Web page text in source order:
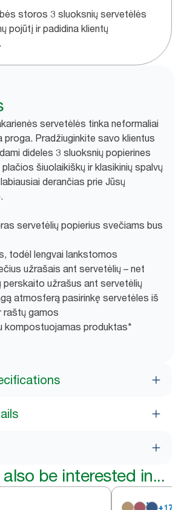
storos 3 sluoksnių servetėlės
pojūtį ir padidina klientų
servetėlės tinka neformaliai
proga. Pradžiuginkite savo klientus
dideles 3 sluoksnių popierines
šiuolaikiškų ir klasikinių spalvų
derančias prie Jūsų
servetėlių popierius svečiams bus
todėl lengvai lankstomos
užrašais ant servetėlių – net
perskaito užrašus ant servetėlių
atmosferą pasirinkę servetėles iš
raštų gamos
kompostuojamas produktas*
be interested in...
+17